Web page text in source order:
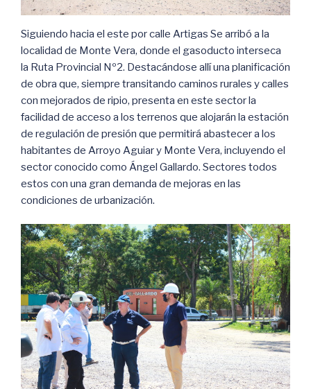
Siguiendo hacia el este por calle Artigas Se arribó a la
localidad de Monte Vera, donde el gasoducto interseca
la Ruta Provincial Nº2. Destacándose allí una planificación
de obra que, siempre transitando caminos rurales y calles
con mejorados de ripio, presenta en este sector la
facilidad de acceso a los terrenos que alojarán la estación
de regulación de presión que permitirá abastecer a los
habitantes de Arroyo Aguiar y Monte Vera, incluyendo el
sector conocido como Ángel Gallardo. Sectores todos
estos con una gran demanda de mejoras en las
condiciones de urbanización.